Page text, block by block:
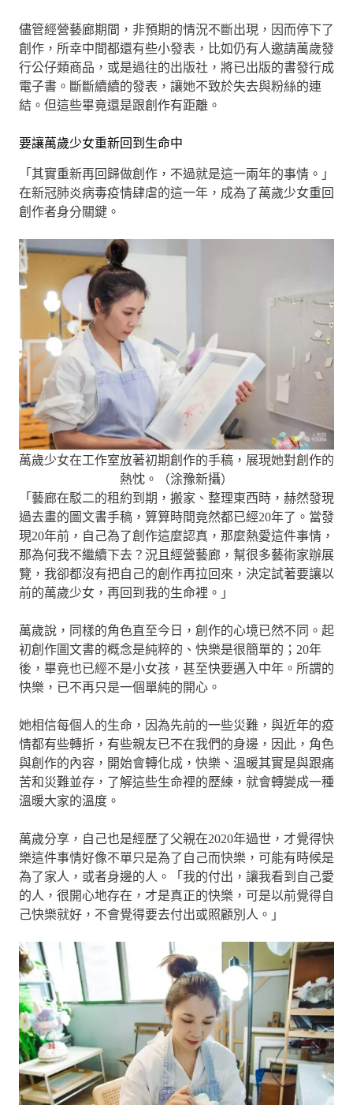
儘管經營藝廊期間，非預期的情況不斷出現，因而停下了
創作，所幸中間都還有些小發表，比如仍有人邀請萬歲發
行公仔類商品，或是過往的出版社，將已出版的書發行成
電子書。斷斷續續的發表，讓她不致於失去與粉絲的連
結。但這些畢竟還是跟創作有距離。
要讓萬歲少女重新回到生命中
「其實重新再回歸做創作，不過就是這一兩年的事情。」
在新冠肺炎病毒疫情肆虐的這一年，成為了萬歲少女重回
創作者身分關鍵。
萬歲少女在工作室放著初期創作的手稿，展現她對創作的
熱忱。（涂豫新攝）
「藝廊在駁二的租約到期，搬家、整理東西時，赫然發現
過去畫的圖文書手稿，算算時間竟然都已經20年了。當發
現20年前，自己為了創作這麼認真，那麼熱愛這件事情，
那為何我不繼續下去？況且經營藝廊，幫很多藝術家辦展
覽，我卻都沒有把自己的創作再拉回來，決定試著要讓以
前的萬歲少女，再回到我的生命裡。」
萬歲說，同樣的角色直至今日，創作的心境已然不同。起
初創作圖文書的概念是純粹的、快樂是很簡單的；20年
後，畢竟也已經不是小女孩，甚至快要邁入中年。所謂的
快樂，已不再只是一個單純的開心。
她相信每個人的生命，因為先前的一些災難，與近年的疫
情都有些轉折，有些親友已不在我們的身邊，因此，角色
與創作的內容，開始會轉化成，快樂、溫暖其實是與跟痛
苦和災難並存，了解這些生命裡的歷練，就會轉變成一種
溫暖大家的溫度。
萬歲分享，自己也是經歷了父親在2020年過世，才覺得快
樂這件事情好像不單只是為了自己而快樂，可能有時候是
為了家人，或者身邊的人。「我的付出，讓我看到自己愛
的人，很開心地存在，才是真正的快樂，可是以前覺得自
己快樂就好，不會覺得要去付出或照顧別人。」